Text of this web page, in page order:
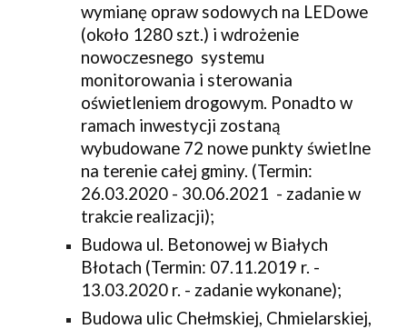
wymianę opraw sodowych na LEDowe
(około 1280 szt.) i wdrożenie
nowoczesnego  systemu
monitorowania i sterowania
oświetleniem drogowym. Ponadto w
ramach inwestycji zostaną
wybudowane 72 nowe punkty świetlne
na terenie całej gminy. (Termin:
26.03.2020 - 30.06.2021  - zadanie w
trakcie realizacji);
Budowa ul. Betonowej w Białych
Błotach (Termin: 07.11.2019 r. -
13.03.2020 r. - zadanie wykonane);
Budowa ulic Chełmskiej, Chmielarskiej,